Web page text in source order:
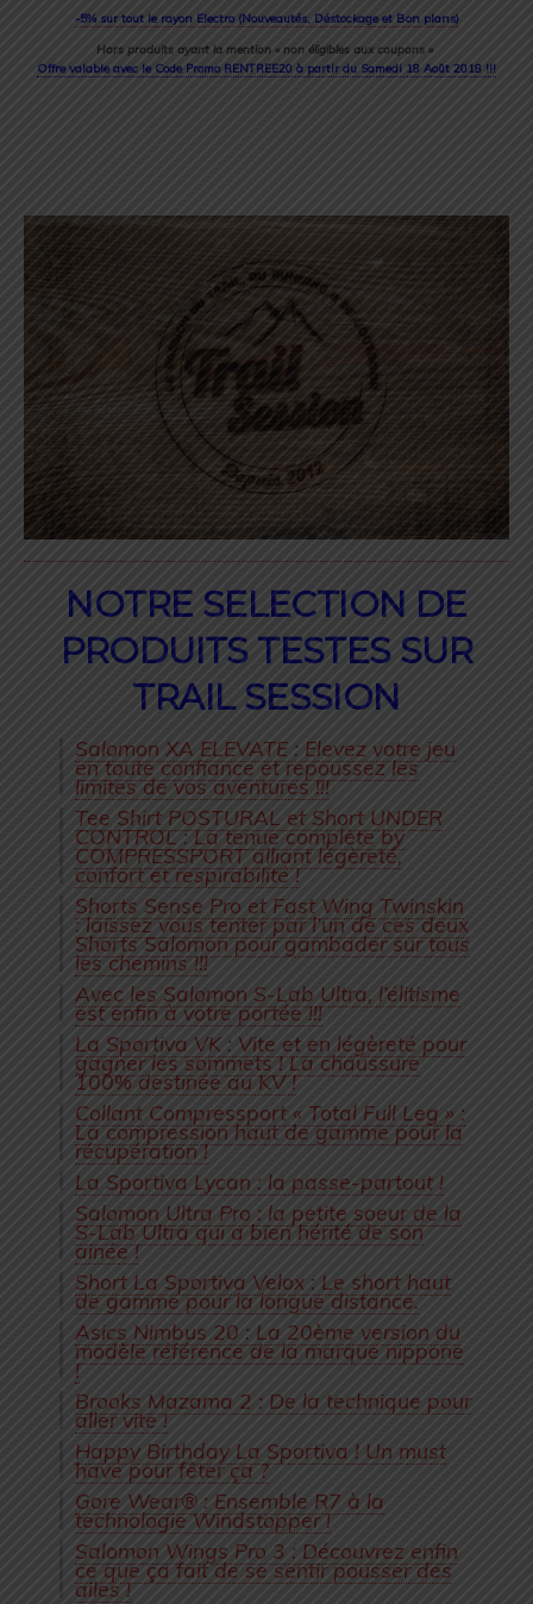
-5% sur tout le rayon Electro (Nouveautés, Déstockage et Bon plans)
Hors produits ayant la mention « non éligibles aux coupons »
Offre valable avec le Code Promo RENTREE20 à partir du Samedi 18 Août 2018 !!!
NOTRE SELECTION DE
PRODUITS TESTES SUR
TRAIL SESSION
Salomon XA ELEVATE : Elevez votre jeu
en toute confiance et repoussez les
limites de vos aventures !!!
Tee Shirt POSTURAL et Short UNDER
CONTROL : La tenue complète by
COMPRESSPORT alliant légèreté,
confort et respirabilité !
Shorts Sense Pro et Fast Wing Twinskin
: laissez vous tenter par l’un de ces deux
Shorts Salomon pour gambader sur tous
les chemins !!!
Avec les Salomon S-Lab Ultra, l’élitisme
est enfin à votre portée !!!
La Sportiva VK : Vite et en légèreté pour
gagner les sommets ! La chaussure
100% destinée au KV !
Collant Compressport « Total Full Leg » :
La compression haut de gamme pour la
récupération !
La Sportiva Lycan : la passe-partout !
Salomon Ultra Pro : la petite soeur de la
S-Lab Ultra qui a bien hérité de son
ainée !
Short La Sportiva Velox : Le short haut
de gamme pour la longue distance.
Asics Nimbus 20 : La 20ème version du
modèle référence de la marque nippone
!
Brooks Mazama 2 : De la technique pour
aller vite !
Happy Birthday La Sportiva ! Un must
have pour fêter ça ?
Gore Wear® : Ensemble R7 à la
technologie Windstopper !
Salomon Wings Pro 3 : Découvrez enfin
ce que ça fait de se sentir pousser des
ailes !